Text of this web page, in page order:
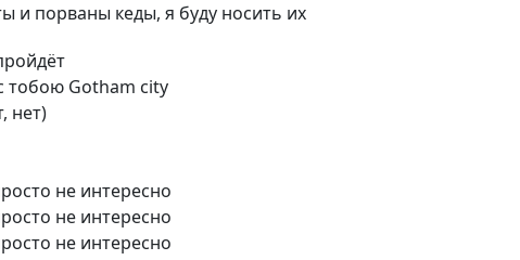
и порваны кеды, я буду носить их
тобою Gotham city
нет)
не интересно
не интересно
не интересно